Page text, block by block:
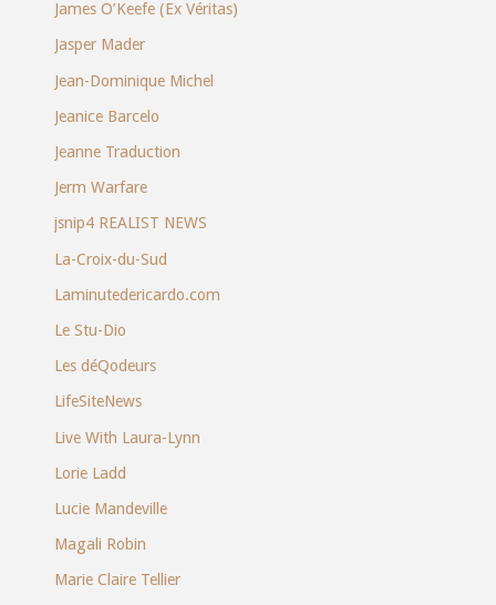
James O’Keefe (Ex Véritas)
Jasper Mader
Jean-Dominique Michel
Jeanice Barcelo
Jeanne Traduction
Jerm Warfare
jsnip4 REALIST NEWS
La-Croix-du-Sud
Laminutedericardo.com
Le Stu-Dio
Les déQodeurs
LifeSiteNews
Live With Laura-Lynn
Lorie Ladd
Lucie Mandeville
Magali Robin
Marie Claire Tellier